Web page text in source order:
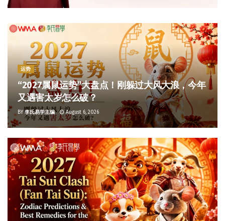
运势
“2027属鼠运势”大盘点！刚躲过大风大浪，今年
又遇害太岁怎么破？
BY 李氏易学主编 August 6, 2026